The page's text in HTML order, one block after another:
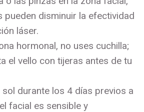
pueden disminuir la efectividad
láser.
hormonal, no uses cuchilla;
el vello con tijeras antes de tu
durante los 4 días previos a
facial es sensible y